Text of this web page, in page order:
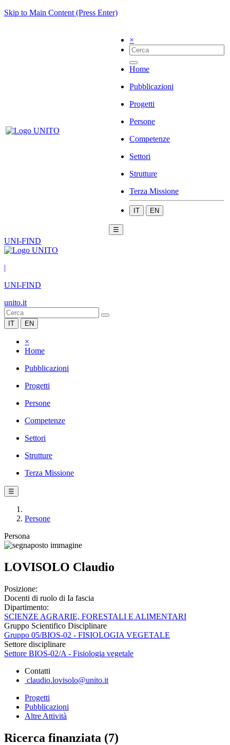
Skip to Main Content (Press Enter)
×
Home
Pubblicazioni
Progetti
Persone
Competenze
Settori
Strutture
Terza Missione
IT EN
☰
UNI-FIND
|
UNI-FIND
unito.it
IT EN
×
Home
Pubblicazioni
Progetti
Persone
Competenze
Settori
Strutture
Terza Missione
☰
Persone
Persona
LOVISOLO Claudio
Posizione:
Docenti di ruolo di Ia fascia
Dipartimento:
SCIENZE AGRARIE, FORESTALI E ALIMENTARI
Gruppo Scientifico Disciplinare
Gruppo 05/BIOS-02 - FISIOLOGIA VEGETALE
Settore disciplinare
Settore BIOS-02/A - Fisiologia vegetale
Contatti
claudio.lovisolo@unito.it
Progetti
Pubblicazioni
Altre Attività
Ricerca finanziata (7)